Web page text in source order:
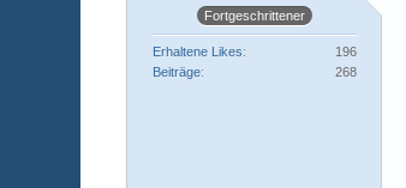
Fortgeschrittener
Erhaltene Likes
196
Beiträge
268